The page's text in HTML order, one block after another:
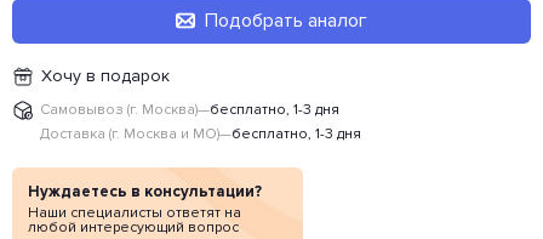
Подобрать аналог
Хочу в подарок
Самовывоз (г. Москва)—бесплатно, 1-3 дня
Доставка (г. Москва и МО)—бесплатно, 1-3 дня
Нуждаетесь в консультации?
Наши специалисты ответят на
любой интересующий вопрос